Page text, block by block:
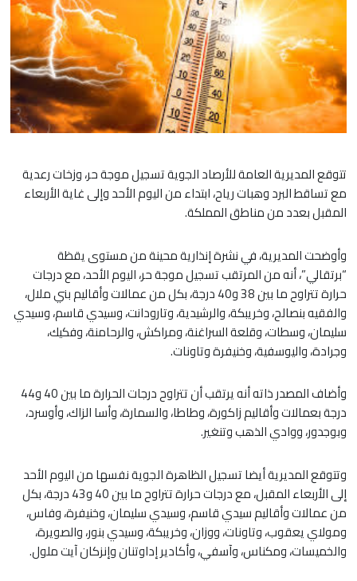
تتوقع المديرية العامة للأرصاد الجوية تسجيل موجة حر، وزخات رعدية
مع تساقط البرد وهبات رياح، ابتداء من اليوم الأحد وإلى غاية الأربعاء
المقبل بعدد من مناطق المملكة.
وأوضحت المديرية، في نشرة إنذارية محينة من مستوى يقظة
“برتقالي”، أنه من المرتقب تسجيل موجة حر، اليوم الأحد، مع درجات
حرارة تتراوح ما بين 38 و40 درجة، بكل من عمالات وأقاليم بني ملال،
والفقيه بنصالح، وخريبكة، والرشيدية، وتارودانت، وسيدي قاسم، وسيدي
سليمان، وسطات، وقلعة السراغنة، ومراكش، والرحامنة، وفكيك،
وجرادة، واليوسفية، وخنيفرة وتاونات.
وأضاف المصدر ذاته أنه يرتقب أن تتراوح درجات الحرارة ما بين 40 و44
درجة بعمالات وأقاليم زاكورة، وطاطا، والسمارة، وأسا الزاك، وأوسرد،
وبوجدور، ووادي الذهب وتنغير.
وتتوقع المديرية أيضا تسجيل الظاهرة الجوية نفسها من اليوم الأحد
إلى الأربعاء المقبل، مع درجات حرارة تتراوح ما بين 40 و43 درجة، بكل
من عمالات وأقاليم سيدي قاسم، وسيدي سليمان، وخنيفرة، وفاس،
ومولاي يعقوب، وتاونات، ووزان، وخريبكة، وسيدي بنور، والصويرة،
والخميسات، ومكناس، وآسفي، وأكادير إداوتنان وإنزكان آيت ملول.